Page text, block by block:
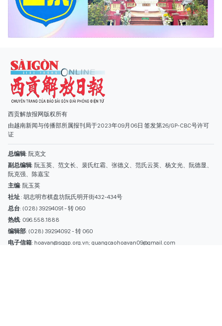
西贡解放报网版权所有
由越南新闻与传播部所属报刊局于2023年09月06日 签发第26/GP-CBC号许可
副总编辑: 阮玉英、范文长、裴氏红霜、张德义、范氏云英、杨文光、阮德显、
阮克强、陈嘉宝
主编: 阮玉英
社址: 胡志明市棋盘坊阮氏明开街432-434号
总台: (028) 39294091 - 转 060
热线: 096.558.1888
编辑部: (028) 39294092 - 转 060
电子信箱
广告部
(028) 38334185
quangcaohoavan09@gmail.com;
类别